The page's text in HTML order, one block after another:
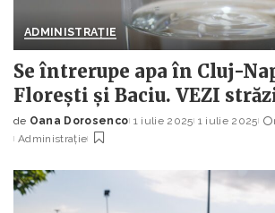
ADMINISTRAȚIE
Se întrerupe apa în Cluj-
Florești și Baciu. VEZI
Posted
by
de Oana Dorosenco 1 iulie 2025 1 iulie 2025
Administrație